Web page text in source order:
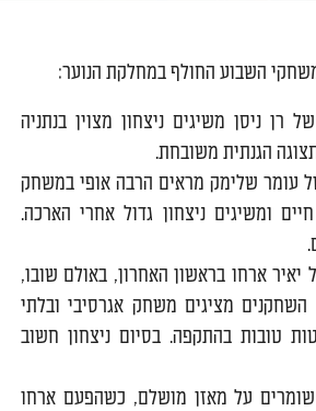
השבוע החולף במחלקת הנוער:
רן ניסן משיגים ניצחון מצוין בנתניה
עומר שלימק מראים הרבה אופי במשחק
ומשיגים ניצחון גדול אחרי הארכה.
ארחו בראשון האחרון, באולם שובו,
מציגים משחק אגרסיבי ובלתי
טובות בהתקפה. בסיום ניצחון חשוב
על מאזן מושלם, כשהפעם ארחו